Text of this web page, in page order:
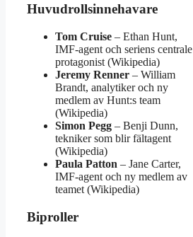
Huvudrollsinnehavare
Tom Cruise – Ethan Hunt,
IMF-agent och seriens centrale
protagonist (Wikipedia)
Jeremy Renner – William
Brandt, analytiker och ny
medlem av Hunt:s team
(Wikipedia)
Simon Pegg – Benji Dunn,
tekniker som blir fältagent
(Wikipedia)
Paula Patton – Jane Carter,
IMF-agent och ny medlem av
teamet (Wikipedia)
Biproller